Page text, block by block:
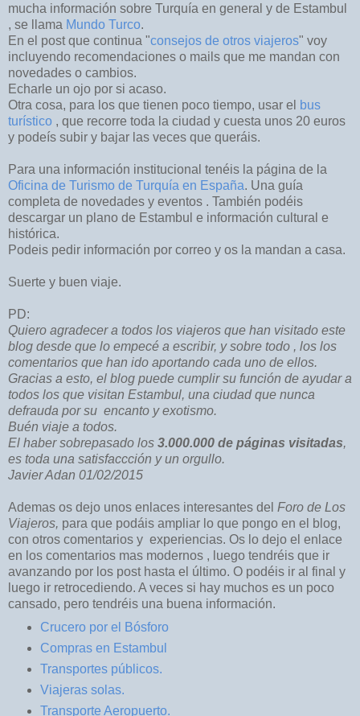
mucha información sobre Turquía en general y de Estambul
, se llama Mundo Turco.
En el post que continua "consejos de otros viajeros" voy
incluyendo recomendaciones o mails que me mandan con
novedades o cambios.
Echarle un ojo por si acaso.
Otra cosa, para los que tienen poco tiempo, usar el
bus
turístico , que recorre toda la ciudad y cuesta unos 20 euros
y podeís subir y bajar las veces que queráis.
Para una información institucional tenéis la página de la
Oficina de Turismo de Turquía en España. Una guía
completa de novedades y eventos . También podéis
descargar un plano de Estambul e información cultural e
histórica.
Podeis pedir información por correo y os la mandan a casa.
Suerte y buen viaje.
PD:
Quiero agradecer a todos los viajeros que han visitado este
blog desde que lo empecé a escribir, y sobre todo , los los
comentarios que han ido aportando cada uno de ellos.
Gracias a esto, el blog puede cumplir su función de ayudar a
todos los que visitan Estambul, una ciudad que nunca
defrauda por su encanto y exotismo.
Buén viaje a todos.
El haber sobrepasado los 3.000.000 de páginas visitadas,
es toda una satisfaccción y un orgullo.
Javier Adan 01/02/2015
Ademas os dejo unos enlaces interesantes del Foro de Los
Viajeros, para que podáis ampliar lo que pongo en el blog,
con otros comentarios y experiencias. Os lo dejo el enlace
en los comentarios mas modernos , luego tendréis que ir
avanzando por los post hasta el último. O podéis ir al final y
luego ir retrocediendo. A veces si hay muchos es un poco
cansado, pero tendréis una buena información.
Crucero por el Bósforo
Compras en Estambul
Transportes públicos.
Viajeras solas.
Transporte Aeropuerto.